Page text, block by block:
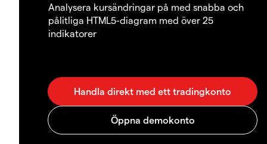
Analysera kursändringar på med snabba och
pålitliga HTML5-diagram med över 25
indikatorer